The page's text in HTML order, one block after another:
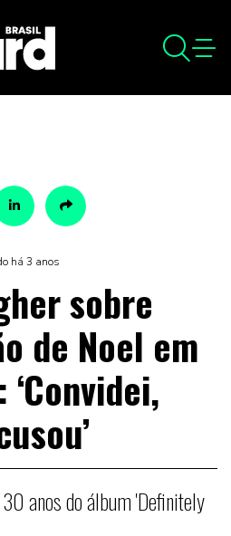
há 3 anos
sobre
de Noel em
anos do álbum 'Definitely